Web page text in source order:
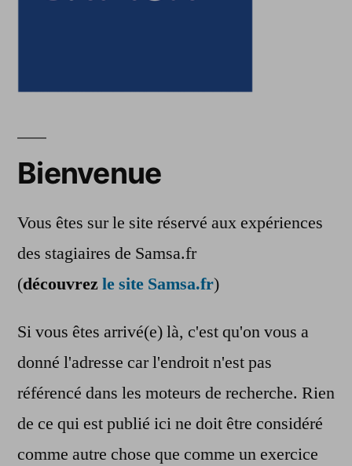
Bienvenue
Vous êtes sur le site réservé aux expériences
des stagiaires de Samsa.fr
(découvrezle site Samsa.fr)
Si vous êtes arrivé(e) là, c'est qu'on vous a
donné l'adresse car l'endroit n'est pas
référencé dans les moteurs de recherche. Rien
de ce qui est publié ici ne doit être considéré
comme autre chose que comme un exercice